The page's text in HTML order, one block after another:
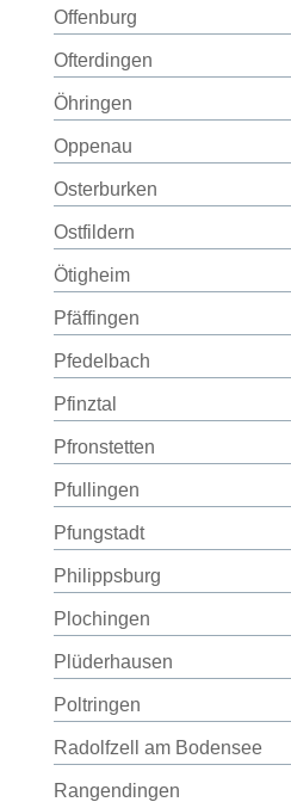
Offenburg
Ofterdingen
Öhringen
Oppenau
Osterburken
Ostfildern
Ötigheim
Pfäffingen
Pfedelbach
Pfinztal
Pfronstetten
Pfullingen
Pfungstadt
Philippsburg
Plochingen
Plüderhausen
Poltringen
Radolfzell am Bodensee
Rangendingen